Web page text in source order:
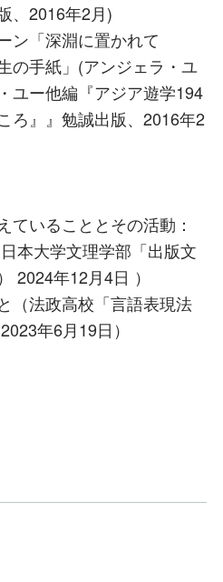
、2016年2月)
ン「深淵に置かれて
の手紙」(アンジェラ・ユ
ユー他編『アジア遊学194
ろ』』勉誠出版、2016年2
ていることとその活動：
本大学文理学部「出版文
2024年12月4日 ）
（法政高校「言語表現法
年6月19日）